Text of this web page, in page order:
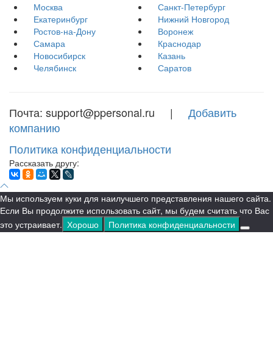
Москва
Санкт-Петербург
Екатеринбург
Нижний Новгород
Ростов-на-Дону
Воронеж
Самара
Краснодар
Новосибирск
Казань
Челябинск
Саратов
Почта: support@ppersonal.ru | Добавить
компанию
Политика конфиденциальности
Рассказать другу:
Мы используем куки для наилучшего представления нашего сайта.
Если Вы продолжите использовать сайт, мы будем считать что Вас
это устраивает. Хорошо Политика конфиденциальности